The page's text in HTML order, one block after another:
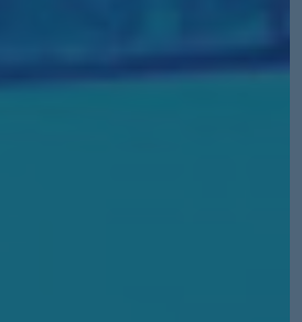
bleiben!
Neuigkeiten aus dem
Per
sobald neue Beiträge